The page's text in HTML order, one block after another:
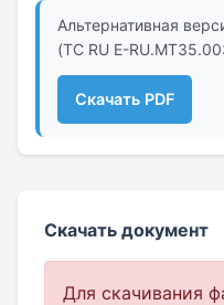
Альтернативная
(ТС RU Е-
Скачать PDF
Скачать документ
Для скачивания